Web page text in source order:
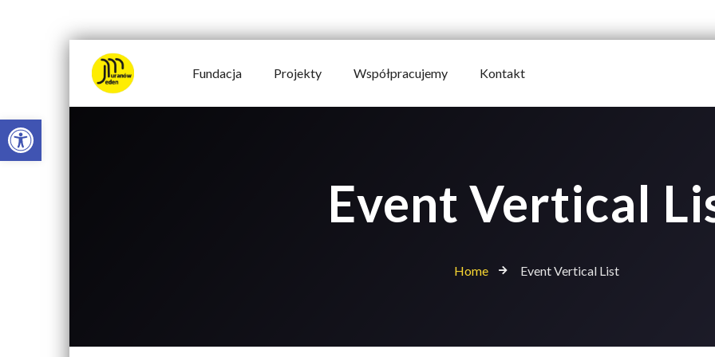
Open toolbar
Fundacja Projekty Współpracujemy Kontakt
Event Vertical
Home Event Vertical List